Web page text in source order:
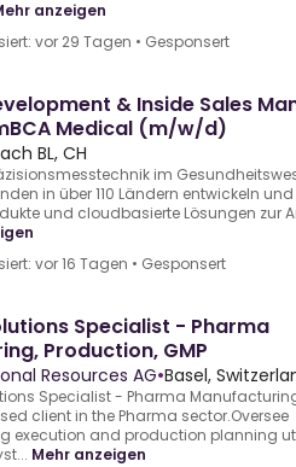
anzeigen
vor 29 Tagen • Gesponsert
& Inside Sales
Medical (m/w/d)
BL, CH
im
in über 110 Ländern entwickeln
und cloudbasierte Lösungen zur
vor 16 Tagen • Gesponsert
Specialist - Pharma
Production, GMP
Resources AG•Basel,
Specialist - Pharma
client in the Pharma sector.Oversee
execution and production planning
Mehr anzeigen